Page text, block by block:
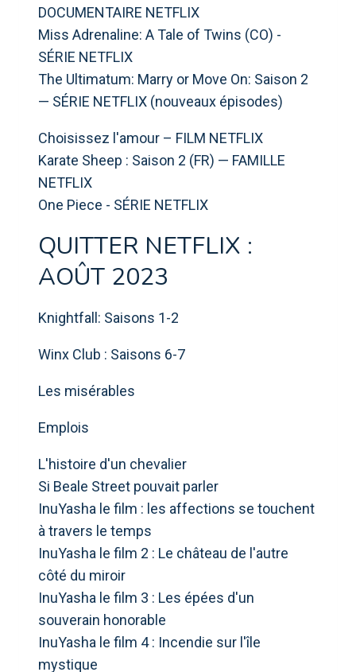
DOCUMENTAIRE NETFLIX
Miss Adrenaline: A Tale of Twins (CO) -
SÉRIE NETFLIX
The Ultimatum: Marry or Move On: Saison 2
— SÉRIE NETFLIX (nouveaux épisodes)
Choisissez l'amour – FILM NETFLIX
Karate Sheep : Saison 2 (FR) — FAMILLE
NETFLIX
One Piece - SÉRIE NETFLIX
QUITTER NETFLIX :
AOÛT 2023
Knightfall: Saisons 1-2
Winx Club : Saisons 6-7
Les misérables
Emplois
L'histoire d'un chevalier
Si Beale Street pouvait parler
InuYasha le film : les affections se touchent
à travers le temps
InuYasha le film 2 : Le château de l'autre
côté du miroir
InuYasha le film 3 : Les épées d'un
souverain honorable
InuYasha le film 4 : Incendie sur l'île
mystique